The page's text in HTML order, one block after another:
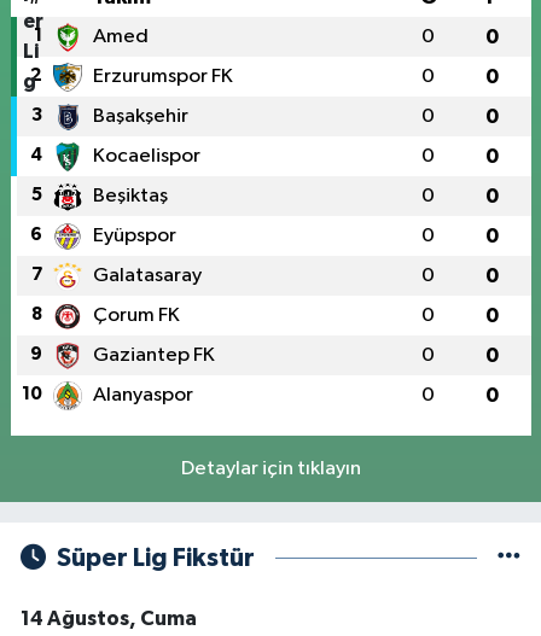
1 Amed 0 0
2 Erzurumspor FK 0 0
3 Başakşehir 0 0
4 Kocaelispor 0 0
5 Beşiktaş 0 0
6 Eyüpspor 0 0
7 Galatasaray 0 0
8 Çorum FK 0 0
9 Gaziantep FK 0 0
10 Alanyaspor 0 0
Detaylar için tıklayın
Süper Lig Fikstür
14 Ağustos, Cuma